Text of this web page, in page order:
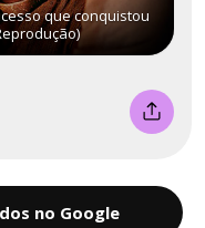
que conquistou
no Google